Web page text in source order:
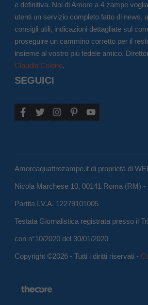
e definitiva. Noi di Amore a 4 zampe
utenti un servizio completo fatto di news,
consigli utili, indicazioni dettagliate sul
proseguire un cammino corretto per il
insieme al vostro più fedele amico.
Claudia Colono.
SEGUICI
Amoreaquattrozampe.it di proprietà di
Nicola Marchese 10, 00141 Roma (RM)
Partita I.V.A. 12279101005
Testata Giornalistica registrata presso il
con n°10/2020 del 30/01/2020
Copyright ©2026 - Tutti i diritti riservati -